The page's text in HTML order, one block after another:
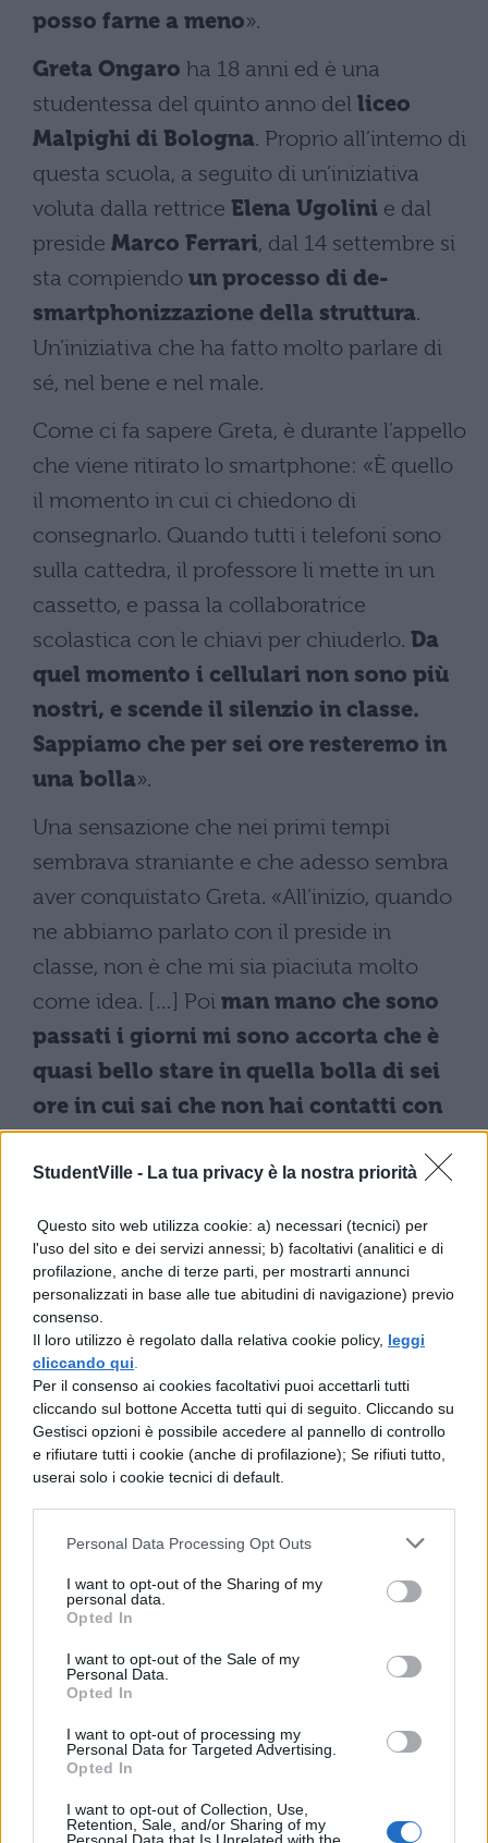
StudentVille - La tua privacy è la nostra priorità
Questo sito web utilizza cookie: a) necessari (tecnici) per
l'uso del sito e dei servizi annessi; b) facoltativi (analitici e di
profilazione, anche di terze parti, per mostrarti annunci
personalizzati in base alle tue abitudini di navigazione) previo
consenso.
Il loro utilizzo è regolato dalla relativa cookie policy, leggi
cliccando qui
Per il consenso ai cookies facoltativi puoi accettarli tutti
cliccando sul bottone Accetta tutti qui di seguito. Cliccando su
Gestisci opzioni è possibile accedere al pannello di controllo
e rifiutare tutti i cookie (anche di profilazione); Se rifiuti tutto,
userai solo i cookie tecnici di default.
Personal Data Processing Opt Outs
I want to opt-out of the Sharing of my
personal data.
Opted In
I want to opt-out of the Sale of my
Personal Data.
Opted In
I want to opt-out of processing my
Personal Data for Targeted Advertising.
Opted In
I want to opt-out of Collection, Use,
Retention, Sale, and/or Sharing of my
posso farne a meno».
Greta Ongaro ha 18 anni ed è una
studentessa del quinto anno del liceo
Malpighi di Bologna. Proprio all’interno di
questa scuola, a seguito di un’iniziativa
voluta dalla rettrice Elena Ugolini e dal
preside Marco Ferrari, dal 14 settembre si
sta compiendo un processo di de-
smartphonizzazione della struttura.
Un’iniziativa che ha fatto molto parlare di
sé, nel bene e nel male.
Come ci fa sapere Greta, è durante l’appello
che viene ritirato lo smartphone: «È quello
il momento in cui ci chiedono di
consegnarlo. Quando tutti i telefoni sono
sulla cattedra, il professore li mette in un
cassetto, e passa la collaboratrice
scolastica con le chiavi per chiuderlo. Da
quel momento i cellulari non sono più
nostri, e scende il silenzio in classe.
Sappiamo che per sei ore resteremo in
una bolla».
Una sensazione che nei primi tempi
sembrava straniante e che adesso sembra
aver conquistato Greta. «All’inizio, quando
ne abbiamo parlato con il preside in
classe, non è che mi sia piaciuta molto
come idea. […] Poi man mano che sono
passati i giorni mi sono accorta che è
quasi bello stare in quella bolla di sei
ore in cui sai che non hai contatti con
niente e nessuno, e li riprendi alla fine
della scuola.Stacco la testa, questa cosa
campanella rientro in quel mondo che
avevo lasciato».
L’iniziativa di de-smartphonizzazione,
inoltre, già sembra andare incontro ai primi
risultati. Greta dice, infatti, che senza
telefono «l’attenzione migliora, siamo
tutti più concentrati, anche i professori
che condividono con noi la rinuncia al
telefono».
Anche la ricreazione è cambiata:
Restiamo più tempo a chiacchierare,
meno a osservare lo schermo
Naturalmente,
smartphone comporta anche delle
limitazioni, soprattutto di tipo
organizzativo e comunicativo.